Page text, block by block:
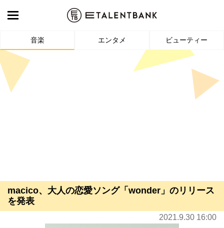
音楽 エンタメ ビューティー
macico、大人の恋愛ソング「wonder」のリリース
を発表
2021.9.30 16:00